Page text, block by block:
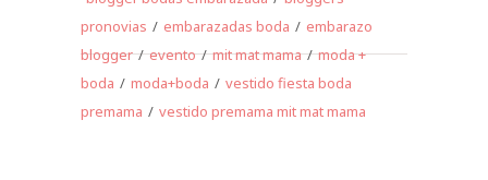
pronovias / embarazadas boda / embarazo
blogger / evento / mit mat mama / moda +
boda / moda+boda / vestido fiesta boda
premama / vestido premama mit mat mama